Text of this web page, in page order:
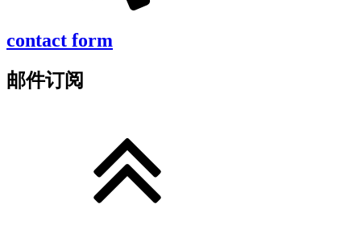
contact form
邮件订阅